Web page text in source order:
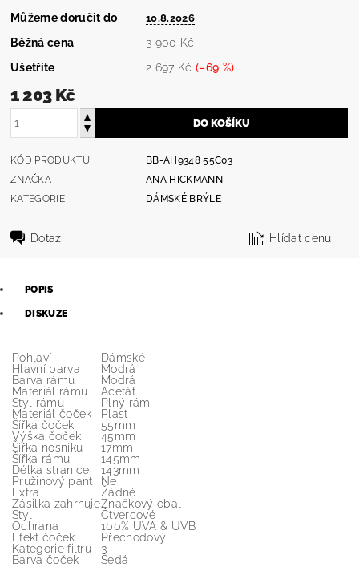
Můžeme doručit do
10.8.2026
Běžná cena
3 900 Kč
Ušetříte
2 697 Kč (–69 %)
1 203 Kč
KÓD PRODUKTU
BB-AH9348 55C03
ZNAČKA
ANA HICKMANN
KATEGORIE
DÁMSKÉ BRÝLE
Dotaz Hlídat cenu
POPIS
DISKUZE
Pohlaví
Dámské
Hlavní barva
Modrá
Barva rámu
Modrá
Materiál rámu
Acetát
Styl rámu
Plný rám
Materiál čoček
Plast
Šířka čoček
55mm
Výška čoček
45mm
Šířka nosníku
17mm
Šířka rámu
145mm
Délka stranice
143mm
Pružinový pant
Ne
Extra
Žádné
Zásilka zahrnujeZnačkový obal
Styl
Čtvercové
Ochrana
100% UVA & UVB
Efekt čoček
Přechodový
Kategorie filtru
3
Barva čoček
Šedá